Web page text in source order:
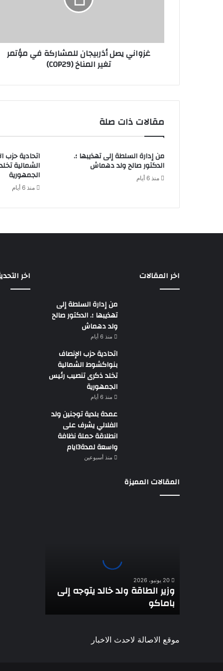
غزواني يصل أذربيجان للمشاركة في مؤتمر
تغير المناخ (COP29)
مقالات ذات صلة
من إدارة السلطة إلى تهذيبها ؛.
الدكتور صالح ولد دهماش
منذ 6 أيام
اتحادية حزب
الشمالية
الجمهورية
منذ 6 أيام
اخر المقالات
من إدارة السلطة إلى
تهذيبها ؛. الدكتور صالح
ولد دهماش
منذ 6 أيام
اتحادية حزب الإنصاف
بنواكشوط الشمالية
تخلد ذكرى تنصيب رئيس
الجمهورية
منذ 6 أيام
عمدة بلدية توجنين ولد
الفلالي يشرف على
انطلاقة حملة نظافة
واسعة لمدة3ايام
منذ أسبوعين
المقالات المميزة
20 يونيو، 2026
وزير الطاقة ولد خالد يتوجه إلى
باماكو
اخر
موقع الاصالة لاحدث الاخبار